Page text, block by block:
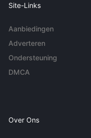
Site-Links
Aanbiedingen
Adverteren
Ondersteuning
DMCA
Over Ons